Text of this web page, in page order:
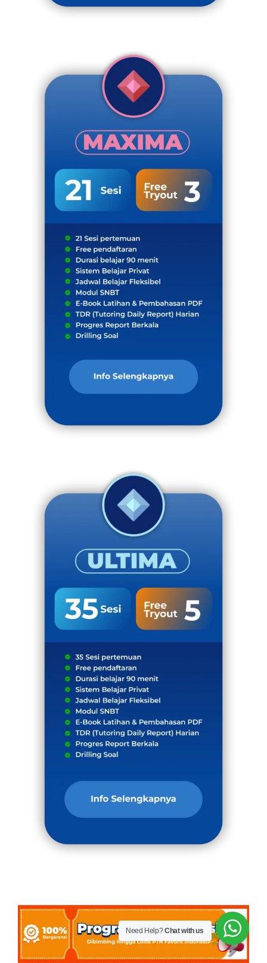
Need Help?Chat with us